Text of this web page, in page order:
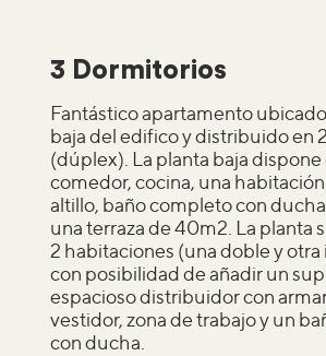
3 Dormitorios
Fantástico apartamento
baja del edifico y distribuido en
(dúplex). La planta baja dispone
comedor, cocina, una
altillo, baño completo con ducha
una terraza de 40m2. La planta
2 habitaciones (una doble y
con posibilidad de añadir un
espacioso distribuidor con
vestidor, zona de trabajo y un
con ducha.